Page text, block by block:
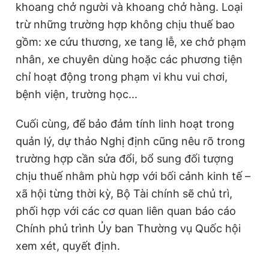
khoang chở người và khoang chở hàng. Loại
trừ những trường hợp không chịu thuế bao
gồm: xe cứu thương, xe tang lễ, xe chở phạm
nhân, xe chuyên dùng hoặc các phương tiện
chỉ hoạt động trong phạm vi khu vui chơi,
bệnh viện, trường học...
Cuối cùng, để bảo đảm tính linh hoạt trong
quản lý, dự thảo Nghị định cũng nêu rõ trong
trường hợp cần sửa đổi, bổ sung đối tượng
chịu thuế nhằm phù hợp với bối cảnh kinh tế –
xã hội từng thời kỳ, Bộ Tài chính sẽ chủ trì,
phối hợp với các cơ quan liên quan báo cáo
Chính phủ trình Ủy ban Thường vụ Quốc hội
xem xét, quyết định.